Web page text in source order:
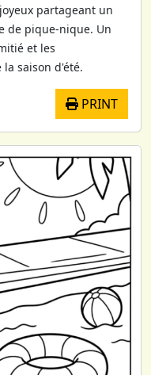
partageant un
de pique-nique. Un
et les
saison d'été.
PRINT